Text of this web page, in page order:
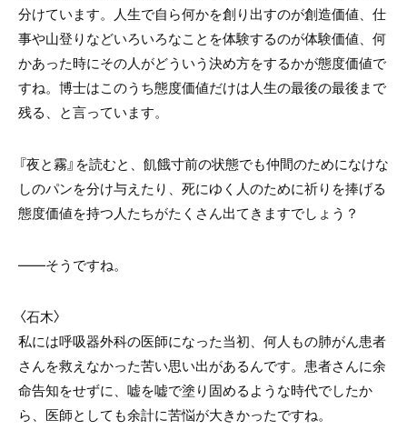
分けています。人生で自ら何かを創り出すのが創造価値、仕
事や山登りなどいろいろなことを体験するのが体験価値、何
かあった時にその人がどういう決め方をするかが態度価値で
すね。博士はこのうち態度価値だけは人生の最後の最後まで
残る、と言っています。
『夜と霧』を読むと、飢餓寸前の状態でも仲間のためになけな
しのパンを分け与えたり、死にゆく人のために祈りを捧げる
態度価値を持つ人たちがたくさん出てきますでしょう？
――そうですね。
〈石木〉
私には呼吸器外科の医師になった当初、何人もの肺がん患者
さんを救えなかった苦い思い出があるんです。患者さんに余
命告知をせずに、嘘を嘘で塗り固めるような時代でしたか
ら、医師としても余計に苦悩が大きかったですね。